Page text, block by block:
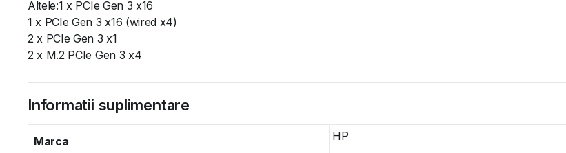
Altele:1 x PCIe Gen 3 x16
1 x PCIe Gen 3 x16 (wired x4)
2 x PCIe Gen 3 x1
2 x M.2 PCIe Gen 3 x4
Informatii suplimentare
Marca HP